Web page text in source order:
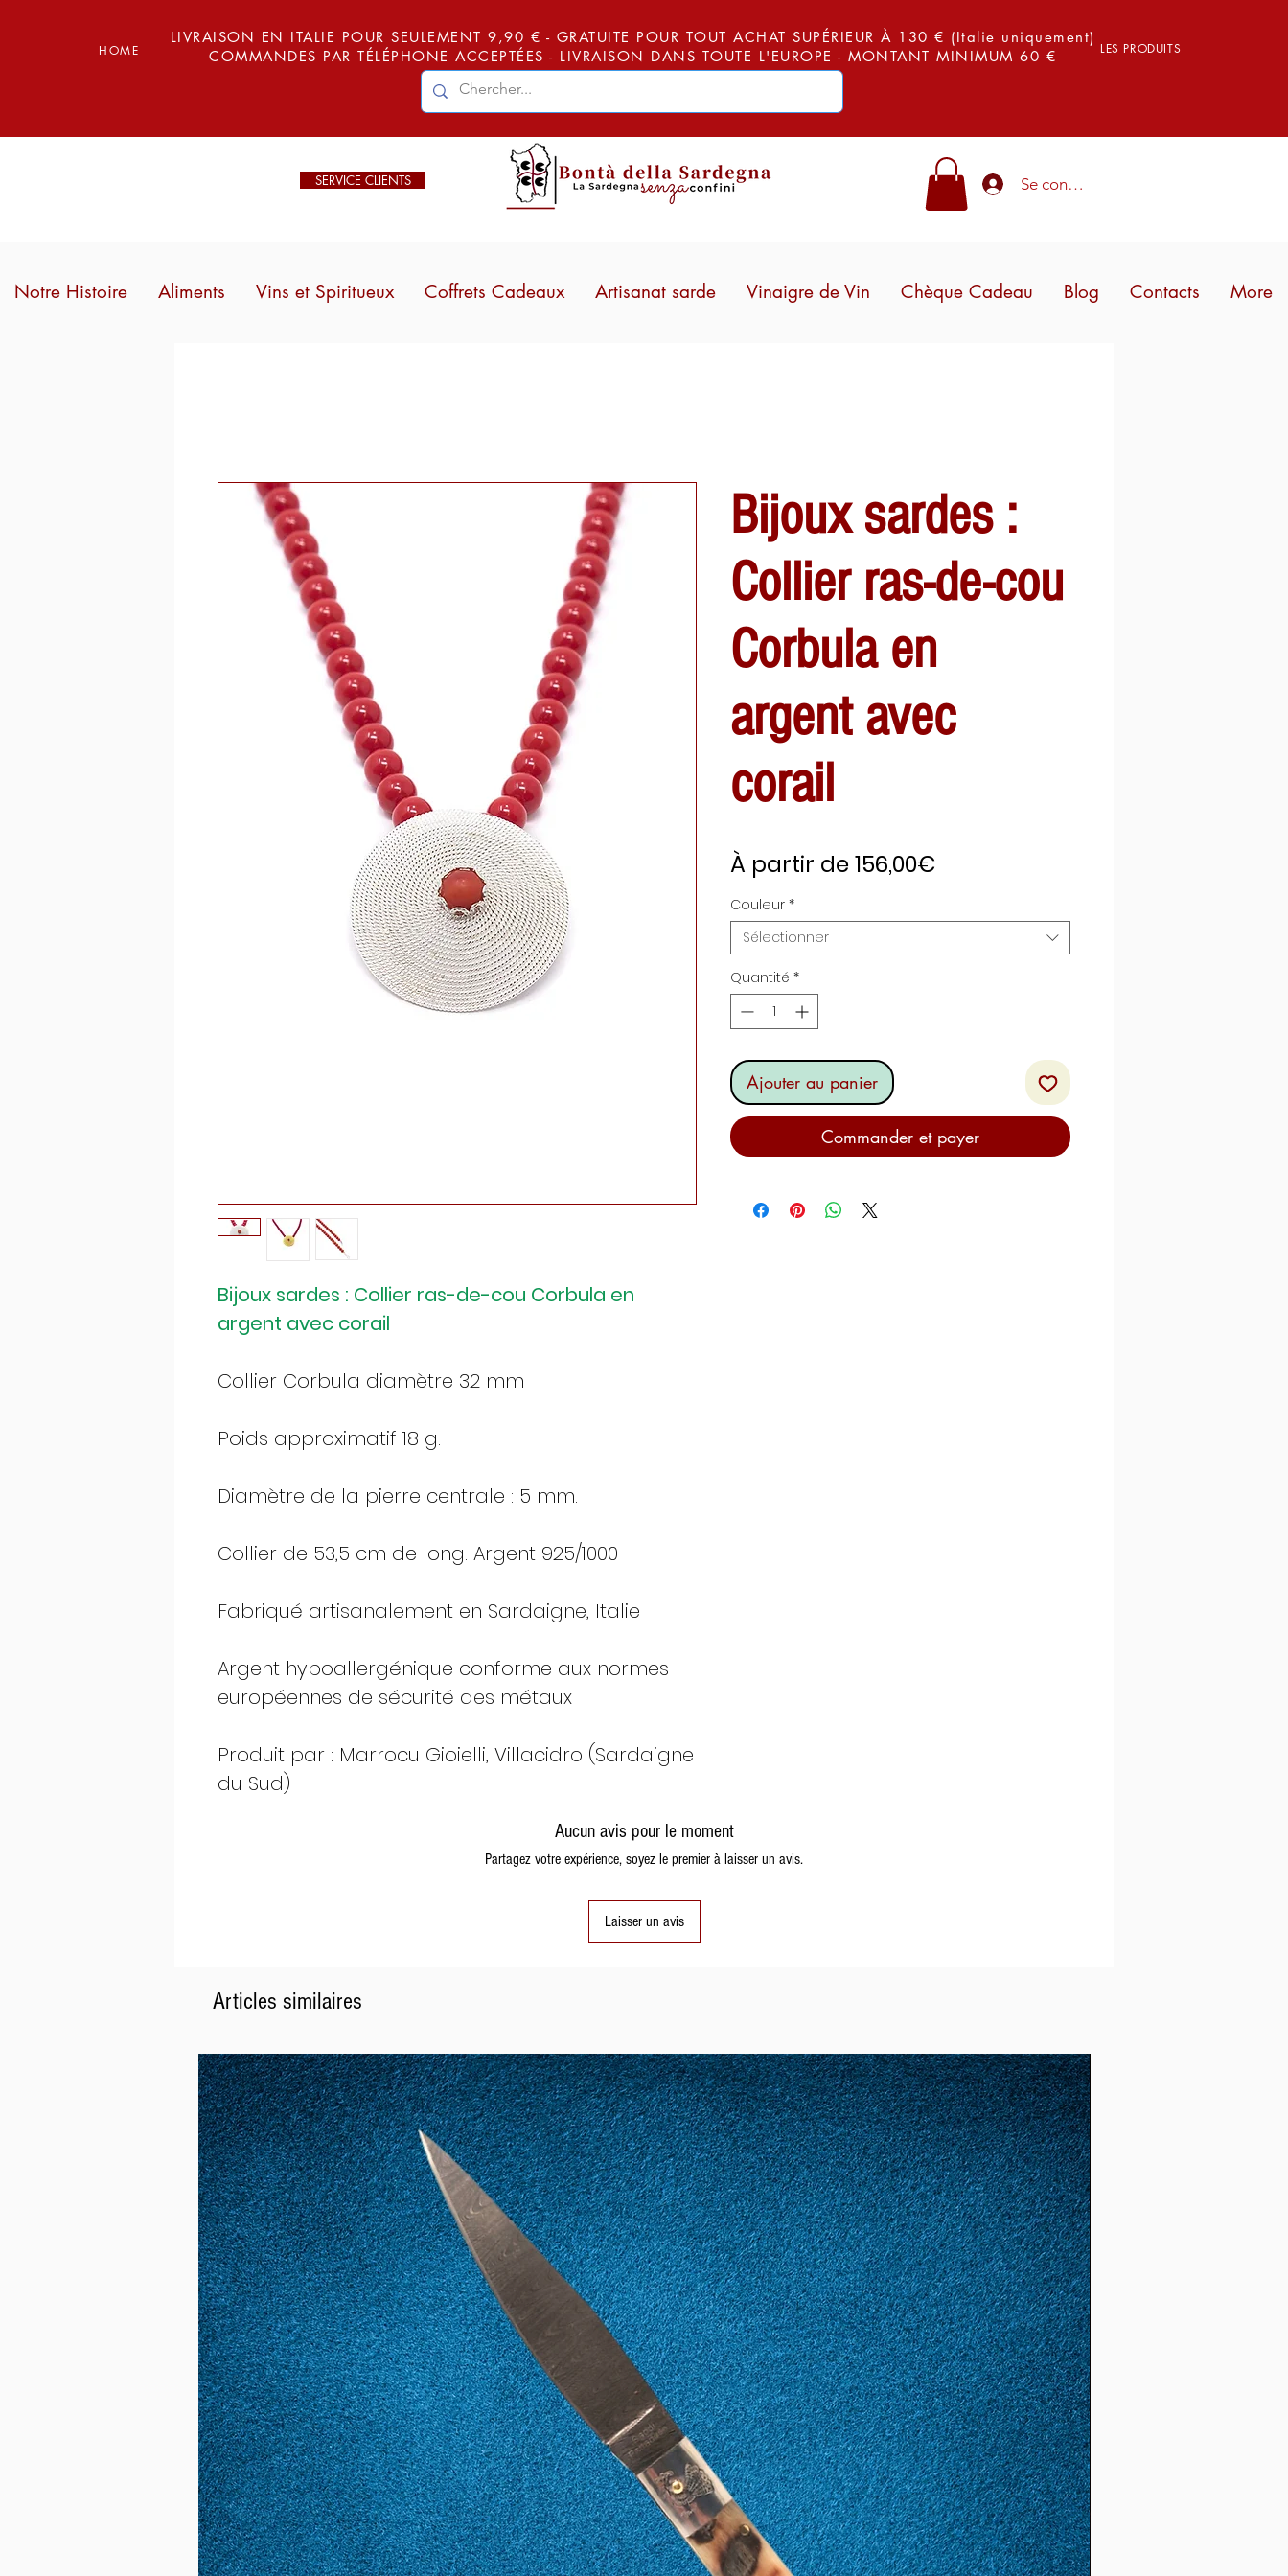
HOME
LIVRAISON EN ITALIE POUR SEULEMENT 9,90 € - GRATUITE POUR TOUT ACHAT SUPÉRIEUR À 130 € (Italie uniquement)
COMMANDES PAR TÉLÉPHONE ACCEPTÉES - LIVRAISON DANS TOUTE L'EUROPE - MONTANT MINIMUM 60 €
LES PRODUITS
SERVICE CLIENTS Se connecter
Notre Histoire Aliments Vins et Spiritueux Coffrets Cadeaux Artisanat sarde Vinaigre de Vin Chèque Cadeau Blog Contacts More
Bijoux sardes : Collier ras-de-cou Corbula en
argent avec corail
Collier Corbula diamètre 32 mm
Poids approximatif 18 g.
Diamètre de la pierre centrale : 5 mm.
Collier de 53,5 cm de long. Argent 925/1000
Fabriqué artisanalement en Sardaigne, Italie
Argent hypoallergénique conforme aux normes
européennes de sécurité des métaux
Produit par : Marrocu Gioielli, Villacidro (Sardaigne
du Sud)
Bijoux sardes :
Collier ras-de-cou
Corbula en
argent avec
corail
À partir de 156,00€
Couleur *
Sélectionner
Quantité *
Ajouter au panier
Commander et payer
Aucun avis pour le moment
Partagez votre expérience, soyez le premier à laisser un avis.
Laisser un avis
Articles similaires